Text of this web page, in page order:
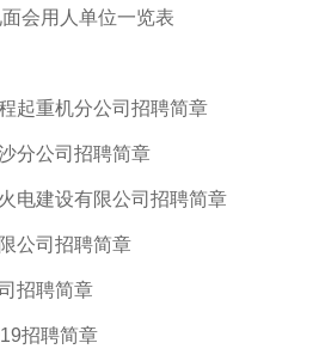
会用人单位一览表
起重机分公司招聘简章
分公司招聘简章
电建设有限公司招聘简章
公司招聘简章
招聘简章
招聘简章